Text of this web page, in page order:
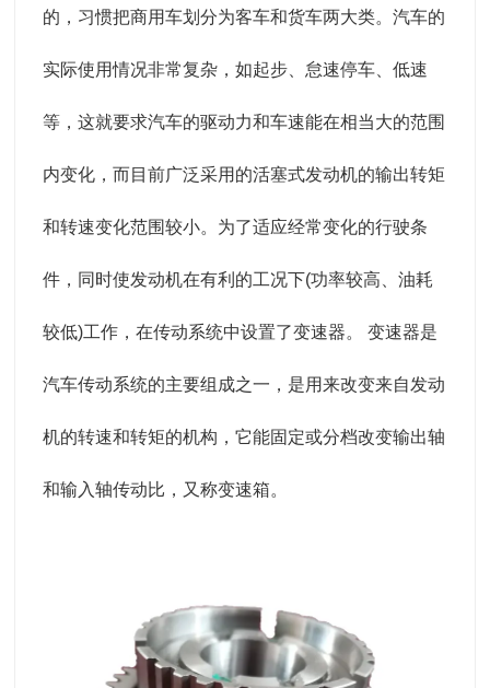
的，习惯把商用车划分为客车和货车两大类。汽车的
实际使用情况非常复杂，如起步、怠速停车、低速
等，这就要求汽车的驱动力和车速能在相当大的范围
内变化，而目前广泛采用的活塞式发动机的输出转矩
和转速变化范围较小。为了适应经常变化的行驶条
件，同时使发动机在有利的工况下(功率较高、油耗
较低)工作，在传动系统中设置了变速器。 变速器是
汽车传动系统的主要组成之一，是用来改变来自发动
机的转速和转矩的机构，它能固定或分档改变输出轴
和输入轴传动比，又称变速箱。